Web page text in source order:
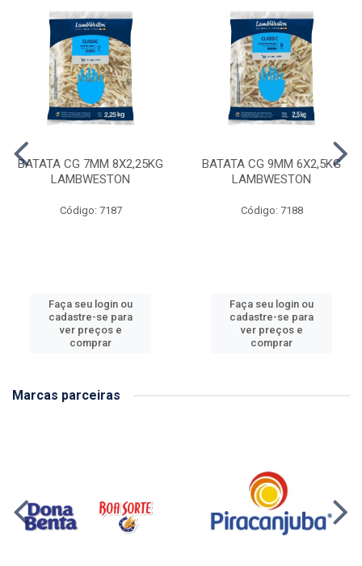
BATATA CG 7MM 8X2,25KG
LAMBWESTON
Código: 7187
Faça seu login ou
cadastre-se para
ver preços e
comprar
BATATA CG 9MM 6X2,5KG
LAMBWESTON
Código: 7188
Faça seu login ou
cadastre-se para
ver preços e
comprar
Marcas parceiras